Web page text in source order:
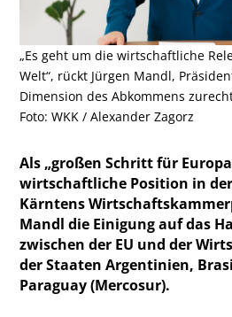
„Es geht um die wirtschaftliche
Welt“, rückt Jürgen Mandl,
Dimension des Abkommens
Foto: WKK / Alexander Zagorz
Als „großen Schritt für
wirtschaftliche Position in
Kärntens
Mandl die Einigung auf das
zwischen der EU und der
der Staaten Argentinien,
Paraguay (Mercosur).